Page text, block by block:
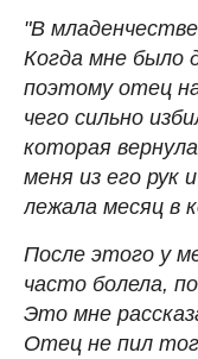
"В
Когда мне было
поэтому отец
чего сильно
которая
меня из его рук
лежала месяц в
После этого у
часто болела,
Это мне
Отец не пил